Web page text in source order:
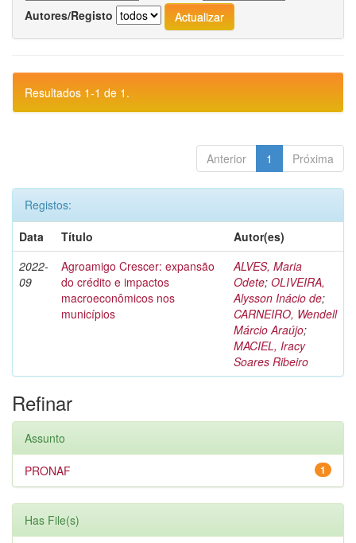
Autores/Registo
Resultados 1-1 de 1.
Anterior 1 Próxima
Registos:
Data
Título
Autor(es)
2022-
09
Agroamigo Crescer: expansão
do crédito e impactos
macroeconômicos nos
municípios
ALVES, Maria
Odete; OLIVEIRA,
Alysson Inácio de;
CARNEIRO, Wendell
Márcio Araújo;
MACIEL, Iracy
Soares Ribeiro
Refinar
Assunto
1
PRONAF
Has File(s)